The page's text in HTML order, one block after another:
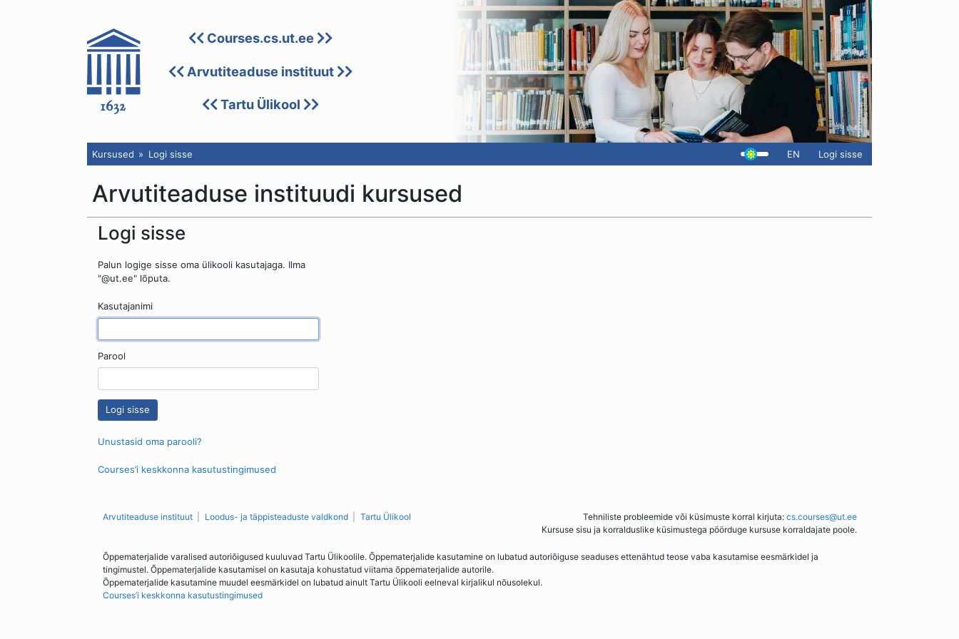
Courses.cs.ut.ee
Arvutiteaduse instituut
Tartu Ülikool
Kursused Logi sisse EN Logi sisse
Arvutiteaduse instituudi kursused
Logi sisse
Palun logige sisse oma ülikooli kasutajaga. Ilma
"@ut.ee" lõputa.
Kasutajanimi
Parool
Unustasid oma parooli?
Courses’i keskkonna kasutustingimused
Arvutiteaduse instituut Loodus- ja täppisteaduste valdkond Tartu Ülikool Tehniliste probleemide või küsimuste korral kirjuta: cs.courses@ut.ee
Kursuse sisu ja korralduslike küsimustega pöörduge kursuse korraldajate poole.
Õppematerjalide varalised autoriõigused kuuluvad Tartu Ülikoolile. Õppematerjalide kasutamine on lubatud autoriõiguse seaduses ettenähtud teose vaba kasutamise eesmärkidel ja
tingimustel. Õppematerjalide kasutamisel on kasutaja kohustatud viitama õppematerjalide autorile.
Õppematerjalide kasutamine muudel eesmärkidel on lubatud ainult Tartu Ülikooli eelneval kirjalikul nõusolekul.
Courses’i keskkonna kasutustingimused